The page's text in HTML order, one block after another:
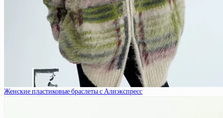
Женские пластиковые браслеты с Алиэкспресс